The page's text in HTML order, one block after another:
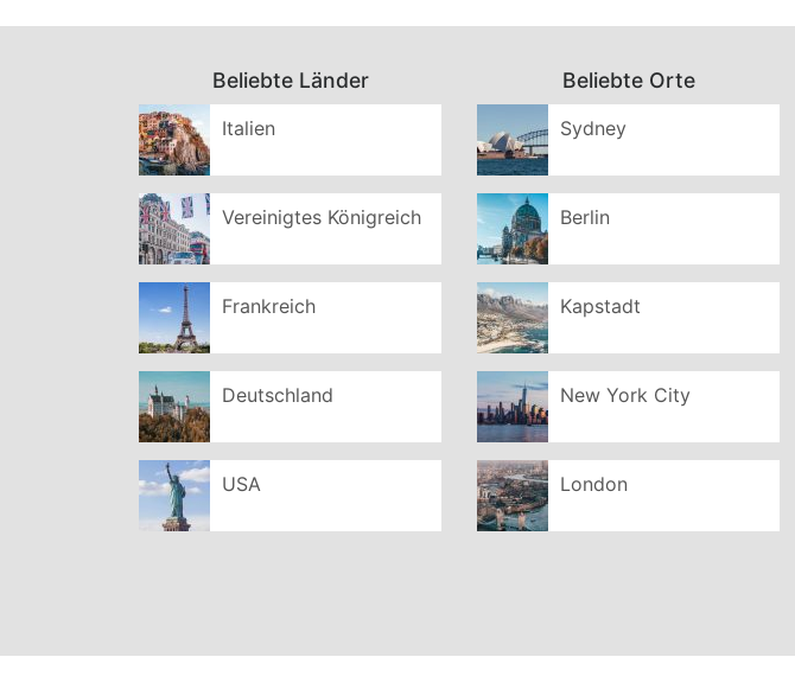
Beliebte Länder
Italien
Vereinigtes Königreich
Frankreich
Deutschland
USA
Beliebte Orte
Sydney
Berlin
Kapstadt
New York City
London